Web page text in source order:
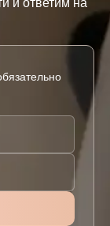
и ответим на